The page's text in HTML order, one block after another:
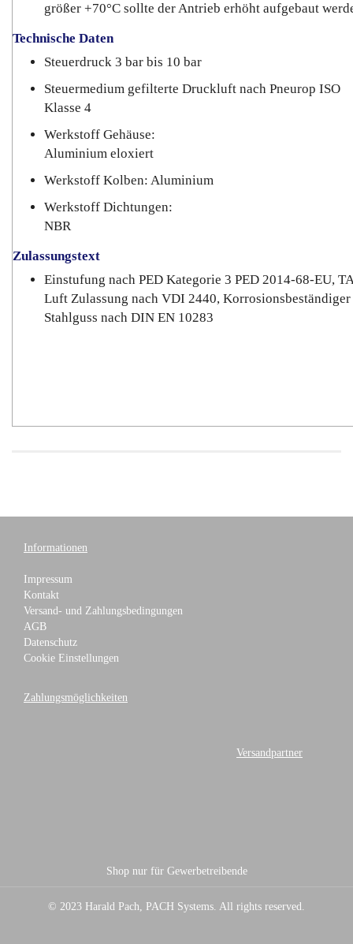
größer +70°C sollte der Antrieb erhöht aufgebaut
Technische Daten
Steuerdruck 3 bar bis 10 bar
Steuermedium gefilterte Druckluft nach Pneurop ISO
Klasse 4
Werkstoff Gehäuse:
Aluminium eloxiert
Werkstoff Kolben: Aluminium
Werkstoff Dichtungen:
NBR
Zulassungstext
Einstufung nach PED Kategorie 3 PED 2014-68-EU,
Luft Zulassung nach VDI 2440, Korrosionsbeständiger
Stahlguss nach DIN EN 10283
Informationen
Impressum
Kontakt
Versand- und Zahlungsbedingungen
AGB
Datenschutz
Cookie Einstellungen
Zahlungsmöglichkeiten
Versandpartner
Shop nur für Gewerbetreibende
© 2023 Harald Pach, PACH Systems. All rights reserved.